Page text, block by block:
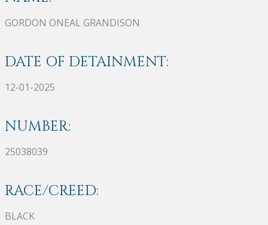
GORDON ONEAL GRANDISON
DATE OF DETAINMENT:
12-01-2025
NUMBER:
25038039
RACE/CREED:
BLACK